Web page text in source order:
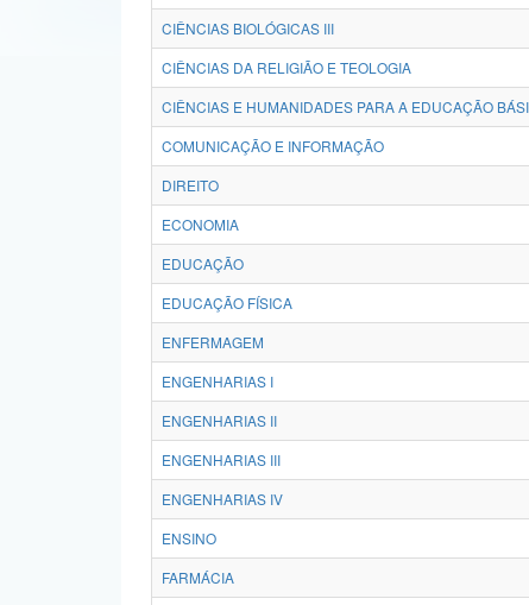
CIÊNCIAS BIOLÓGICAS III
CIÊNCIAS DA RELIGIÃO E TEOLOGIA
CIÊNCIAS E HUMANIDADES PARA A EDUCAÇÃO
COMUNICAÇÃO E INFORMAÇÃO
DIREITO
ECONOMIA
EDUCAÇÃO
EDUCAÇÃO FÍSICA
ENFERMAGEM
ENGENHARIAS I
ENGENHARIAS II
ENGENHARIAS III
ENGENHARIAS IV
ENSINO
FARMÁCIA